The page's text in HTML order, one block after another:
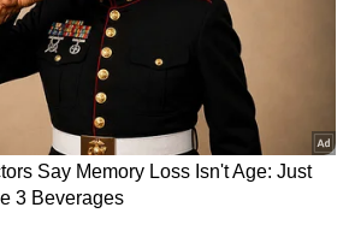
എല്ലാ വാർത്തകൾKerala
എപ്പോഴും ഏഷ്യാനെറ്റ്